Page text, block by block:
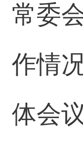
常委
作情
体会